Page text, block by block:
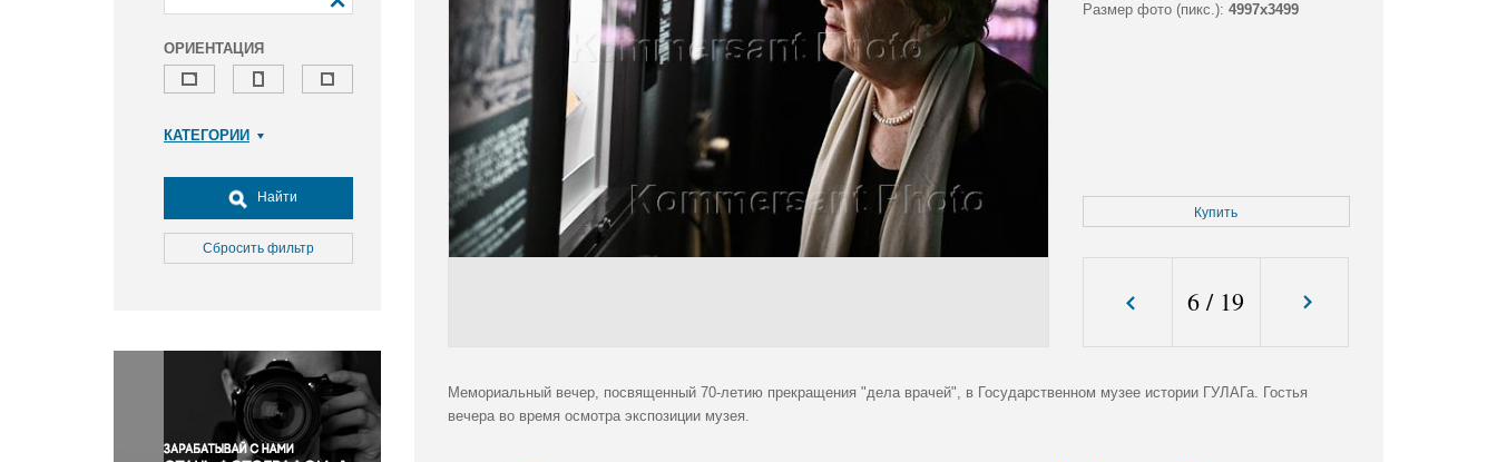
ОРИЕНТАЦИЯ
КАТЕГОРИИ
Досуг, туризм и отдых
Культура
Медицина
Окружающая среда
Политика
Правосудие
Происшествия и конфликты
Найти
Сбросить фильтр
Размер фото (пикс.): 4997x3499
Купить
6 / 19
Мемориальный вечер, посвященный 70-летию прекращения "дела врачей", в Государственном музее истории ГУЛАГа. Гостья
вечера во время осмотра экспозиции музея.